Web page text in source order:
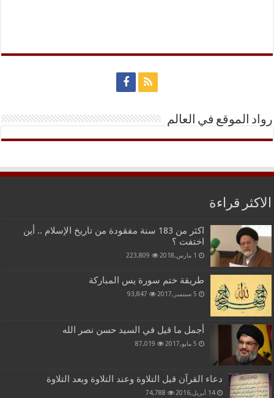
رواد الموقع في العالم
الاكثر قراءة
اكثر من 183 سنة مفقودة من تاريخ الإسلام .. أين
اختفت ؟
1 مارس,2018 223,809
طريقة ختم سورة يس المباركة
5 سبتمبر,2017 93,847
أجمل ما قيل في السيد حسن نصر الله
5 مايو,2017 87,019
دعاء القرآن قبل التلاوة وعند التلاوة وبعد التلاوة
14 أبريل,2016 74,788